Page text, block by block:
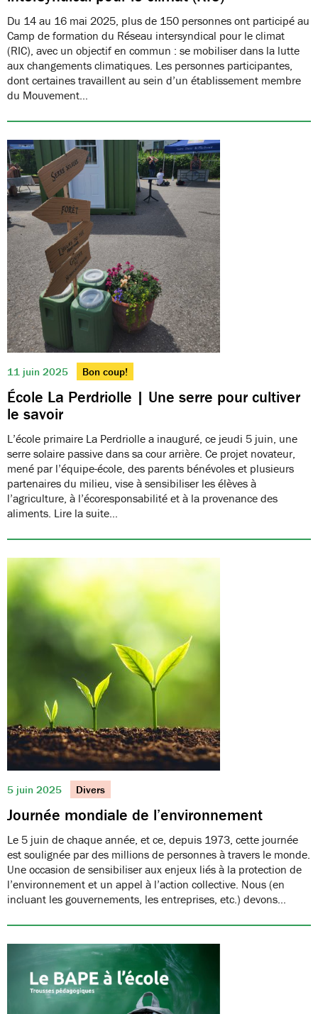
Du 14 au 16 mai 2025, plus de 150 personnes ont participé au
Camp de formation du Réseau intersyndical pour le climat
(RIC), avec un objectif en commun : se mobiliser dans la lutte
aux changements climatiques. Les personnes participantes,
dont certaines travaillent au sein d’un établissement membre
du Mouvement…
11 juin 2025 Bon coup!
École La Perdriolle | Une serre pour cultiver
le savoir
L’école primaire La Perdriolle a inauguré, ce jeudi 5 juin, une
serre solaire passive dans sa cour arrière. Ce projet novateur,
mené par l’équipe-école, des parents bénévoles et plusieurs
partenaires du milieu, vise à sensibiliser les élèves à
l’agriculture, à l’écoresponsabilité et à la provenance des
aliments. Lire la suite…
5 juin 2025 Divers
Journée mondiale de l’environnement
Le 5 juin de chaque année, et ce, depuis 1973, cette journée
est soulignée par des millions de personnes à travers le monde.
Une occasion de sensibiliser aux enjeux liés à la protection de
l’environnement et un appel à l’action collective. Nous (en
incluant les gouvernements, les entreprises, etc.) devons…